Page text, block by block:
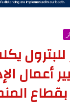
أعمال